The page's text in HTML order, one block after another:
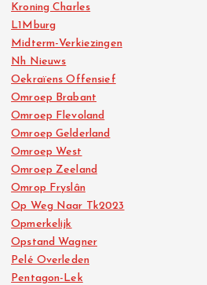
Kroning Charles
L1Mburg
Midterm-Verkiezingen
Nh Nieuws
Oekraïens Offensief
Omroep Brabant
Omroep Flevoland
Omroep Gelderland
Omroep West
Omroep Zeeland
Omrop Fryslân
Op Weg Naar Tk2023
Opmerkelijk
Opstand Wagner
Pelé Overleden
Pentagon-Lek